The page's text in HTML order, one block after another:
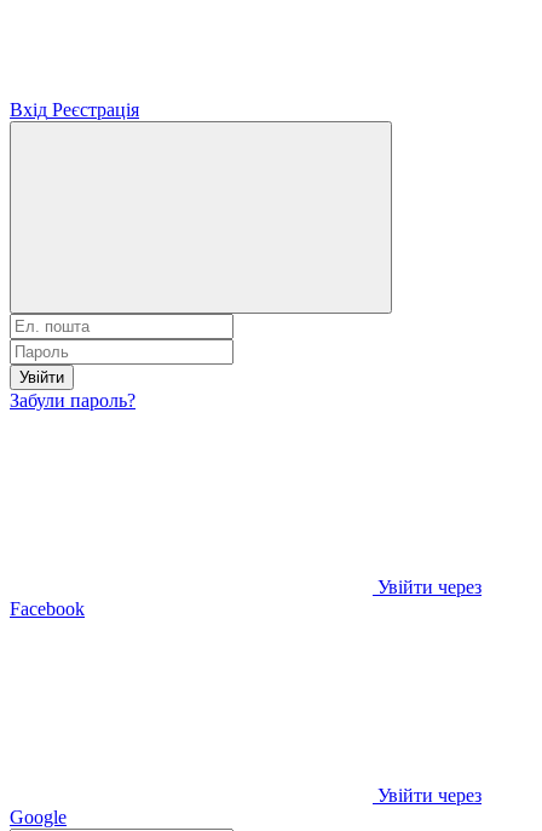
Вхід Реєстрація
Увійти
Забули пароль?
Увійти через
Facebook
Увійти через
Google